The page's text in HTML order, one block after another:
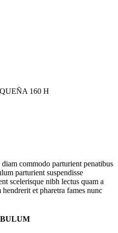
160 H
commodo parturient penatibus
parturient suspendisse
scelerisque nibh lectus quam a
et pharetra fames nunc